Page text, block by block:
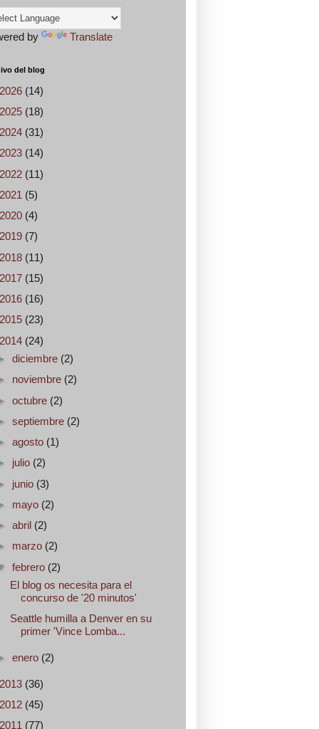
by Translate
del blog
2026 (14)
2025 (18)
2024 (31)
2023 (14)
2022 (11)
2021 (5)
2020 (4)
2019 (7)
2018 (11)
2017 (15)
2016 (16)
2015 (23)
2014 (24)
diciembre (2)
noviembre (2)
octubre (2)
septiembre (2)
agosto (1)
julio (2)
junio (3)
mayo (2)
abril (2)
marzo (2)
febrero (2)
El blog os necesita para el
concurso de '20 minutos'
Seattle humilla a Denver en su
primer 'Vince Lomba...
enero (2)
2013 (36)
2012 (45)
2011 (77)